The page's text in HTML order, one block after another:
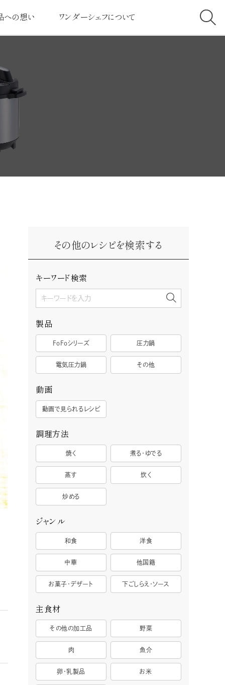
への想い
クラスの圧力
ビスへのこだわり
様の声
ワンダーシェフについて
その他のレシピを検索する
キーワード検索
製品
FoFoシリーズ 圧力鍋
電気圧力鍋 その他
動画
動画で見られるレシピ
調理方法
焼く 煮る・ゆでる
蒸す 炊く
炒める
ジャンル
和食 洋食
中華 他国籍
お菓子・デザート 下ごしらえ・ソース
主食材
その他の加工品 野菜
肉 魚介
卵・乳製品 お米